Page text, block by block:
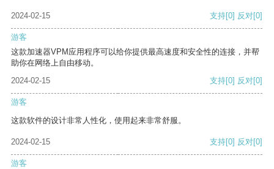
2024-02-15 支持[0] 反对[0]
游客
这款加速器VPM应用程序可以给你提供最高速度和安全性的连接，并帮
助你在网络上自由移动。
2024-02-15
支持[0] 反对[0]
游客
这款软件的设计非常人性化，使用起来非常舒服。
2024-02-15 支持[0] 反对[0]
游客